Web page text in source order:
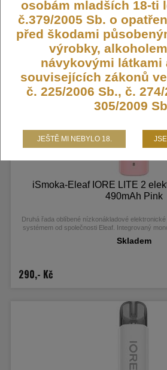
objemu 2ml obsahuje integrovanou žhavící
290,- Kč
iSmoka-Eleaf IORE LITE 2
490mAh Pink
Druhá řada oblíbené nízkonákladové
systémem od společnosti Eleaf. Integrovaný
C portem pro rychlé nabíjení. Cartridge (POD) s
Skladem
290,- Kč
osobám mladších 18-ti
č.379/2005 Sb. o
před škodami
výrobky,
návykovými látkami
souvisejících zákonů
č. 225/2006 Sb., č.
305/2009
JEŠTĚ MI NEBYLO 18.